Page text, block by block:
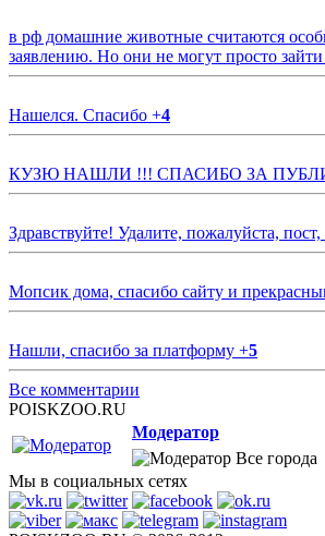
в рф домашние животные считаются
заявлению. Но они не могут просто
Нашелся. Спасибо +4
КУЗЮ НАШЛИ !!! СПАСИБО ЗА
Здравствуйте! Удалите, пожалуйста,
Мопсик дома, спасибо сайту и
Нашли, спасибо за платформу +5
Все комментарии
POISKZOO.RU
Модератор
Все города
Мы в социальных сетях